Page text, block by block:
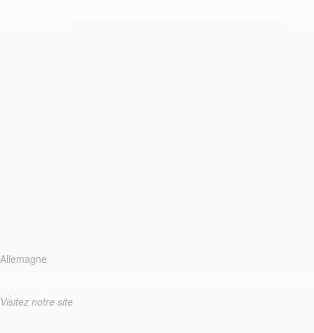
Allemagne
Visitez notre site